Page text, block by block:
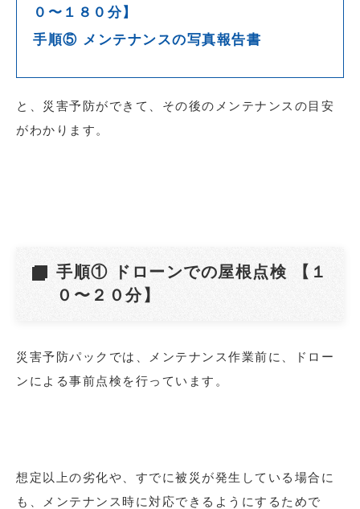
０〜１８０分】
手順⑤ メンテナンスの写真報告書
と、災害予防ができて、その後のメンテナンスの目安
がわかります。
手順① ドローンでの屋根点検 【１
０〜２０分】
災害予防パックでは、メンテナンス作業前に、ドロー
ンによる事前点検を行っています。
想定以上の劣化や、すでに被災が発生している場合に
も、メンテナンス時に対応できるようにするためで